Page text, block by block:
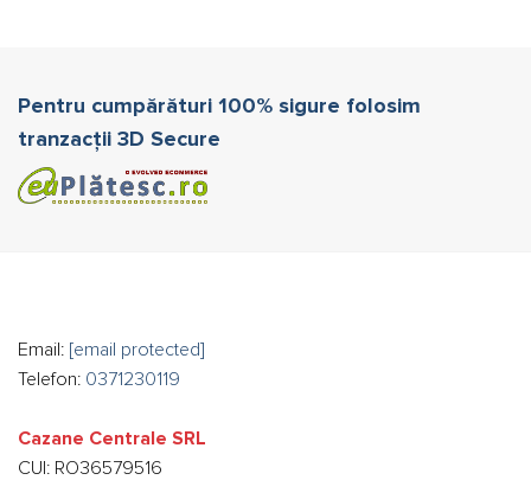
Pentru cumpărături 100% sigure folosim
tranzacții 3D Secure
Email: [email protected]
Telefon: 0371230119
Cazane Centrale SRL
CUI: RO36579516